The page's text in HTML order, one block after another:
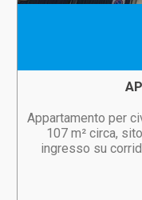
Appartamento per
107 m² circa,
ingresso su